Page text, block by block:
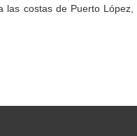
las costas de Puerto